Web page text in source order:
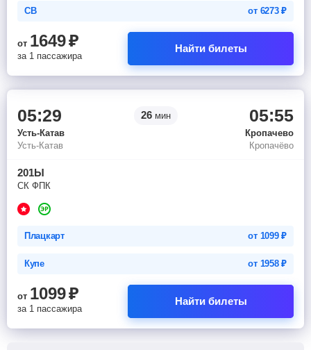
СВ от 6273₽
от 1649₽
за 1 пассажира
Найти билеты
05:29 26мин 05:55
Усть-Катав
Кропачево
Усть-Катав
Кропачёво
201Ы
СК ФПК
Плацкарт от 1099₽
Купе от 1958₽
от 1099₽
за 1 пассажира
Найти билеты